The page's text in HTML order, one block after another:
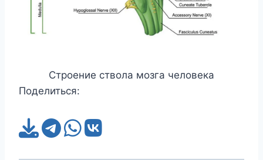
Строение ствола мозга человека
Поделиться: